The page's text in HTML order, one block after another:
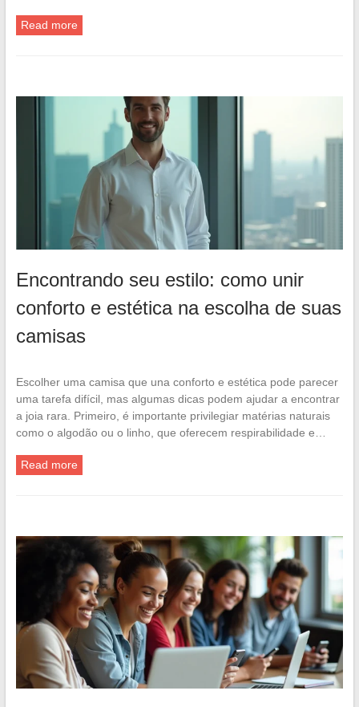
Read more
Encontrando seu estilo: como unir
conforto e estética na escolha de suas
camisas
Escolher uma camisa que una conforto e estética pode parecer
uma tarefa difícil, mas algumas dicas podem ajudar a encontrar
a joia rara. Primeiro, é importante privilegiar matérias naturais
como o algodão ou o linho, que oferecem respirabilidade e…
Read more